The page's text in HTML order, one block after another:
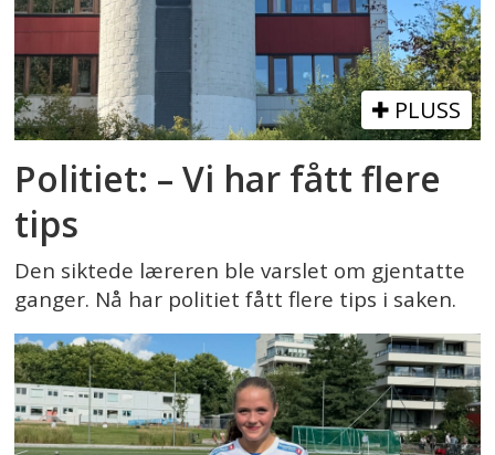
PLUSS
Politiet: – Vi har fått flere
tips
Den siktede læreren ble varslet om gjentatte
ganger. Nå har politiet fått flere tips i saken.